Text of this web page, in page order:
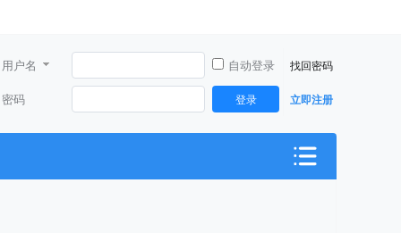
用户名 自动登录 找回密码
密码 登录 立即注册